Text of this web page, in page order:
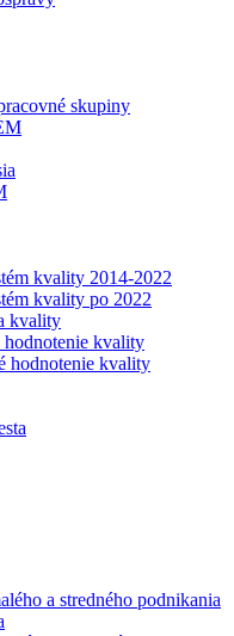
skupiny
kvality 2014-2022
kvality po 2022
kvality
hodnotenie kvality
hodnotenie kvality
a stredného podnikania